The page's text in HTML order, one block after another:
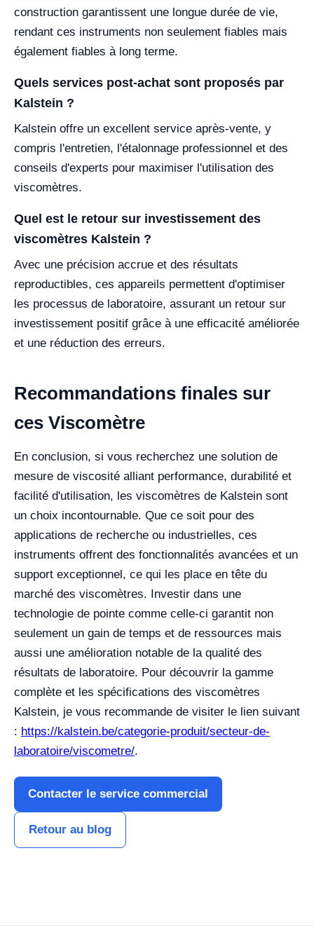
construction garantissent une longue durée de vie,
rendant ces instruments non seulement fiables mais
également fiables à long terme.
Quels services post-achat sont proposés par
Kalstein ?
Kalstein offre un excellent service après-vente, y
compris l'entretien, l'étalonnage professionnel et des
conseils d'experts pour maximiser l'utilisation des
viscomètres.
Quel est le retour sur investissement des
viscomètres Kalstein ?
Avec une précision accrue et des résultats
reproductibles, ces appareils permettent d'optimiser
les processus de laboratoire, assurant un retour sur
investissement positif grâce à une efficacité améliorée
et une réduction des erreurs.
Recommandations finales sur
ces Viscomètre
En conclusion, si vous recherchez une solution de
mesure de viscosité alliant performance, durabilité et
facilité d'utilisation, les viscomètres de Kalstein sont
un choix incontournable. Que ce soit pour des
applications de recherche ou industrielles, ces
instruments offrent des fonctionnalités avancées et un
support exceptionnel, ce qui les place en tête du
marché des viscomètres. Investir dans une
technologie de pointe comme celle-ci garantit non
seulement un gain de temps et de ressources mais
aussi une amélioration notable de la qualité des
résultats de laboratoire. Pour découvrir la gamme
complète et les spécifications des viscomètres
Kalstein, je vous recommande de visiter le lien suivant
: https://kalstein.be/categorie-produit/secteur-de-
laboratoire/viscometre/.
Contacter le service commercial
Retour au blog